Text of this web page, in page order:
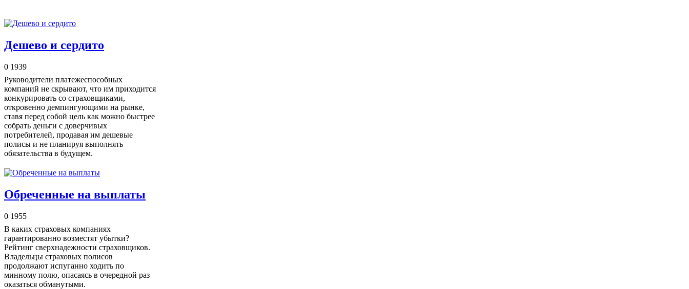
Дешево и сердито
0 1939
Руководители платежеспособных
компаний не скрывают, что им приходится
конкурировать со страховщиками,
откровенно демпингующими на рынке,
ставя перед собой цель как можно быстрее
собрать деньги с доверчивых
потребителей, продавая им дешевые
полисы и не планируя выполнять
обязательства в будущем.
Обреченные на выплаты
0 1955
В каких страховых компаниях
гарантированно возместят убытки?
Рейтинг сверхнадежности страховщиков.
Владельцы страховых полисов
продолжают испуганно ходить по
минному полю, опасаясь в очередной раз
оказаться обманутыми.